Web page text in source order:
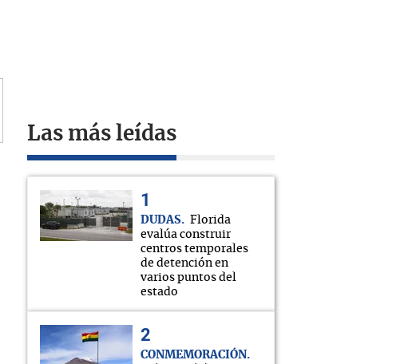
Las más leídas
DUDAS
Florida
evalúa construir
centros temporales
de detención en
varios puntos del
estado
CONMEMORACIÓN